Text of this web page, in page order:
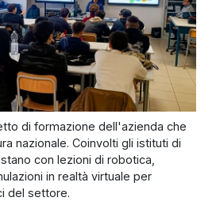
di formazione dell'azienda che
nazionale. Coinvolti gli istituti di
con lezioni di robotica,
in realtà virtuale per
del settore.